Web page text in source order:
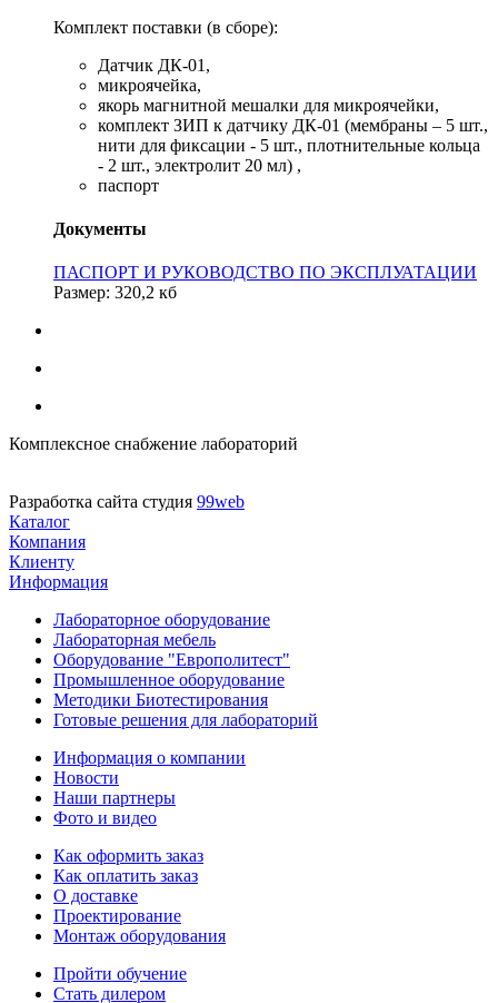
Комплект поставки (в сборе):
Датчик ДК-01,
микроячейка,
якорь магнитной мешалки для микроячейки,
комплект ЗИП к датчику ДК-01 (мембраны – 5 шт.,
нити для фиксации - 5 шт., плотнительные кольца
- 2 шт., электролит 20 мл) ,
паспорт
Документы
ПАСПОРТ И РУКОВОДСТВО ПО ЭКСПЛУАТАЦИИ
Размер: 320,2 кб
Комплексное снабжение лабораторий
Разработка сайта студия 99web
Каталог
Компания
Клиенту
Информация
Лабораторное оборудование
Лабораторная мебель
Оборудование "Европолитест"
Промышленное оборудование
Методики Биотестирования
Готовые решения для лабораторий
Информация о компании
Новости
Наши партнеры
Фото и видео
Как оформить заказ
Как оплатить заказ
О доставке
Проектирование
Монтаж оборудования
Пройти обучение
Стать дилером